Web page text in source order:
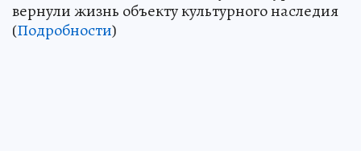
вернули жизнь объекту культурного наследия
(Подробности)